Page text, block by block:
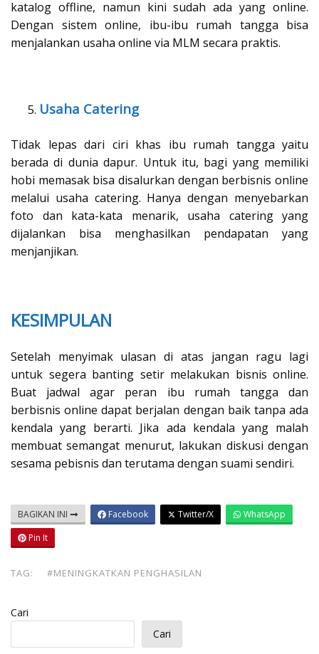
katalog offline, namun kini sudah ada yang online.
Dengan sistem online, ibu-ibu rumah tangga bisa
menjalankan usaha online via MLM secara praktis.
Usaha Catering
Tidak lepas dari ciri khas ibu rumah tangga yaitu
berada di dunia dapur. Untuk itu, bagi yang memiliki
hobi memasak bisa disalurkan dengan berbisnis online
melalui usaha catering. Hanya dengan menyebarkan
foto dan kata-kata menarik, usaha catering yang
dijalankan bisa menghasilkan pendapatan yang
menjanjikan.
KESIMPULAN
Setelah menyimak ulasan di atas jangan ragu lagi
untuk segera banting setir melakukan bisnis online.
Buat jadwal agar peran ibu rumah tangga dan
berbisnis online dapat berjalan dengan baik tanpa ada
kendala yang berarti. Jika ada kendala yang malah
membuat semangat menurut, lakukan diskusi dengan
sesama pebisnis dan terutama dengan suami sendiri.
BAGIKAN INI Facebook Twitter/X
WhatsApp
Pin It
TAG: #MENINGKATKAN PENGHASILAN
Cari
Cari